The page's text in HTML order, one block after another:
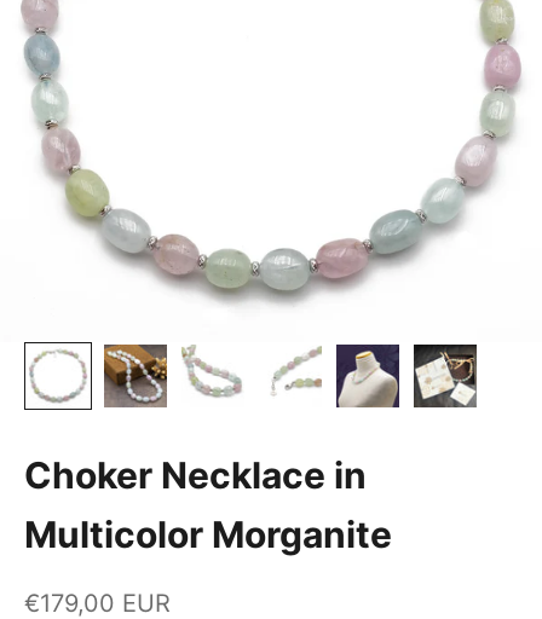
Choker Necklace in
Multicolor Morganite
Sale price
€179,00 EUR